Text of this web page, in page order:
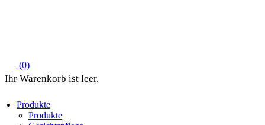
(0)
Produkte
Produkte